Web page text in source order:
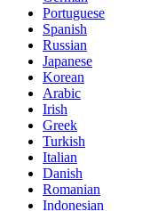
Portuguese
Spanish
Russian
Japanese
Korean
Arabic
Irish
Greek
Turkish
Italian
Danish
Romanian
Indonesian